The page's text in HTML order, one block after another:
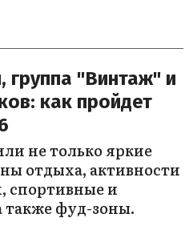
"Винтаж" и
как пройдет
не только яркие
отдыха, активности
спортивные и
также фуд-зоны.